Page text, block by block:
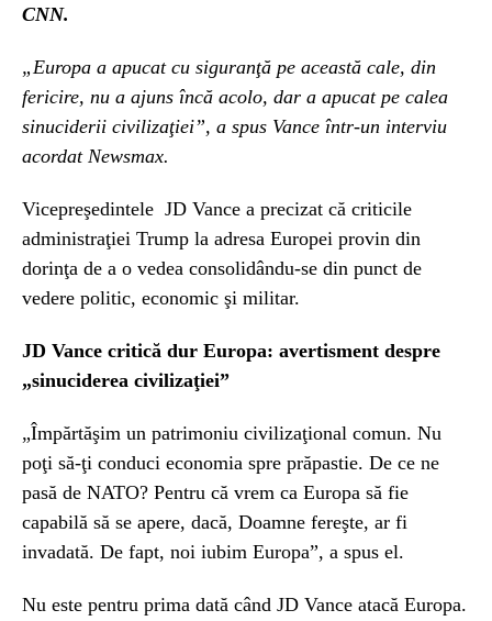
CNN.
„Europa a apucat cu siguranţă pe această cale, din
fericire, nu a ajuns încă acolo, dar a apucat pe calea
sinuciderii civilizaţiei”, a spus Vance într-un interviu
acordat Newsmax.
Vicepreşedintele JD Vance a precizat că criticile
administraţiei Trump la adresa Europei provin din
dorinţa de a o vedea consolidându-se din punct de
vedere politic, economic şi militar.
JD Vance critică dur Europa: avertisment despre
„sinuciderea civilizaţiei”
„Împărtăşim un patrimoniu civilizaţional comun. Nu
poţi să-ţi conduci economia spre prăpastie. De ce ne
pasă de NATO? Pentru că vrem ca Europa să fie
capabilă să se apere, dacă, Doamne fereşte, ar fi
invadată. De fapt, noi iubim Europa”, a spus el.
Nu este pentru prima dată când JD Vance atacă Europa.